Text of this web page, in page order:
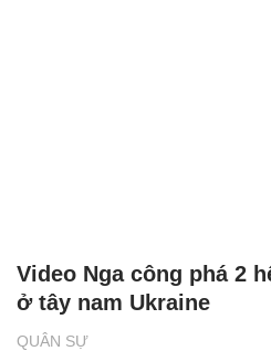
QUÂN SỰ
Video Nga công phá 2
ở tây nam Ukraine